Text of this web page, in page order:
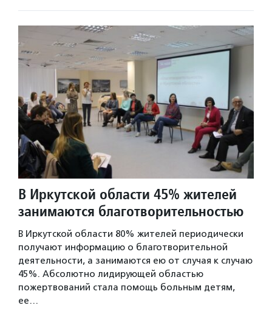
В Иркутской области 45% жителей
занимаются благотворительностью
В Иркутской области 80% жителей периодически
получают информацию о благотворительной
деятельности, а занимаются ею от случая к случаю
45%. Абсолютно лидирующей областью
пожертвований стала помощь больным детям,
ее…